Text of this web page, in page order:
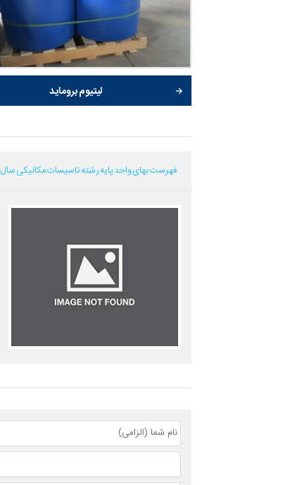
لیتیوم بروماید
فهرست بهای واحد پایه رشته تاسیسات مکانیکی سال 1400...